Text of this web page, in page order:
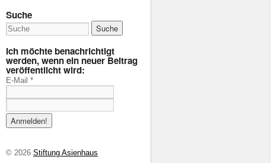
Suche
Ich möchte benachrichtigt
werden, wenn ein neuer Beitrag
veröffentlicht wird:
E-Mail *
© 2026 Stiftung Asienhaus